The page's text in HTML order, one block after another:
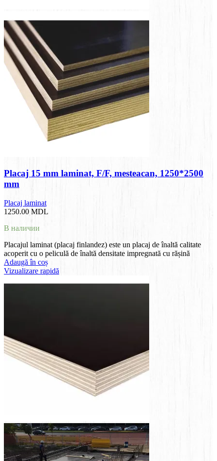
Placaj 15 mm laminat, F/F, mesteacan, 1250*2500
mm
Placaj laminat
1250.00 MDL
В наличии
Placajul laminat (placaj finlandez) este un placaj de înaltă calitate
acoperit cu o peliculă de înaltă densitate impregnată cu rășină
Adaugă în coș
Vizualizare rapidă